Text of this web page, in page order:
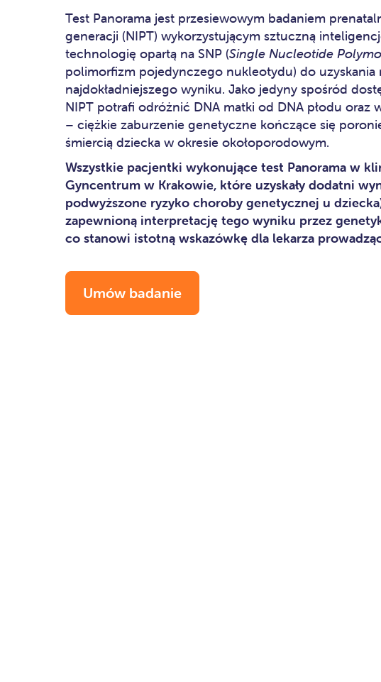
Test Panorama jest przesiewowym badaniem
generacji (NIPT) wykorzystującym sztuczną
technologię opartą na SNP (Single Nucleotide
polimorfizm pojedynczego nukleotydu) do uzyskania
najdokładniejszego wyniku. Jako jedyny spośród
NIPT potrafi odróżnić DNA matki od DNA płodu oraz
– ciężkie zaburzenie genetyczne kończące się
śmiercią dziecka w okresie okołoporodowym.
Wszystkie pacjentki wykonujące test Panorama w
Gyncentrum w Krakowie, które uzyskały dodatni
podwyższone ryzyko choroby genetycznej u
zapewnioną interpretację tego wyniku przez
co stanowi istotną wskazówkę dla lekarza
Umów badanie